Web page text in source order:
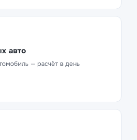
авто
— расчёт в день